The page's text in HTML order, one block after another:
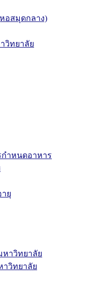
อสมุดกลาง)
วิทยาลัย
ำหนดอาหาร
ยุ
าวิทยาลัย
วิทยาลัย